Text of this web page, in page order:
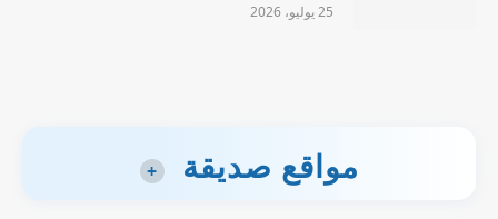
25 يوليو، 2026
مواقع صديقة +